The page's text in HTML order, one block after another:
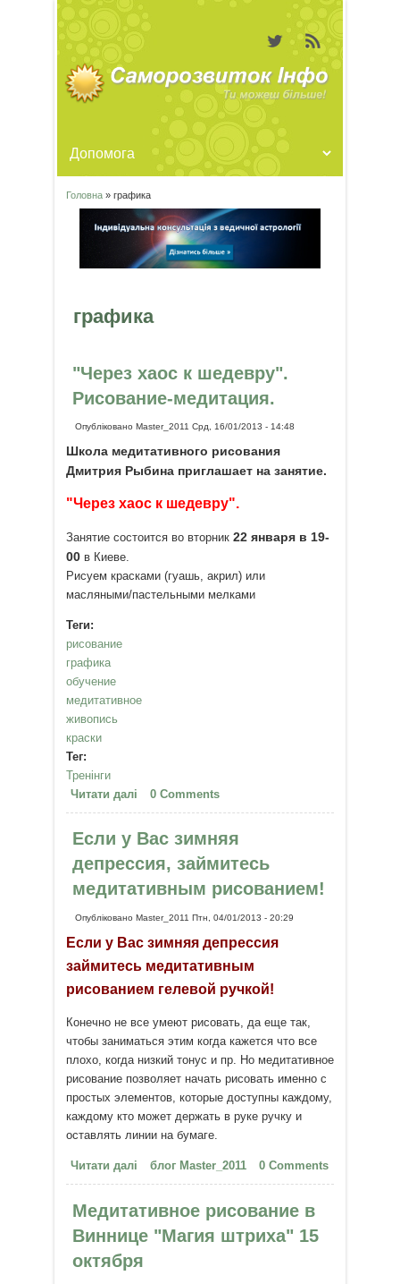
Ви є тут
Головна» графика
графика
"Через хаос к шедевру".
Рисование-медитация.
ОпублікованоMaster_2011 Срд, 16/01/2013 - 14:48
Школа медитативного рисования
Дмитрия Рыбина приглашает на занятие.
"Через хаос к шедевру".
Занятие состоится во вторник 22 января в 19-
00в Киеве.
Рисуем красками (гуашь, акрил) или
масляными/пастельными мелками
Теги:
рисование
графика
обучение
медитативное
живопись
краски
Тег:
Тренінги
Читати далі про "Через хаос к шедевру".
Рисование-медитация.
0 Comments
Если у Вас зимняя
депрессия, займитесь
медитативным рисованием!
ОпублікованоMaster_2011 Птн, 04/01/2013 - 20:29
Если у Вас зимняя депрессия
займитесь медитативным
рисованием гелевой ручкой!
Конечно не все умеют рисовать, да еще так,
чтобы заниматься этим когда кажется что все
плохо, когда низкий тонус и пр. Но медитативное
рисование позволяет начать рисовать именно с
простых элементов, которые доступны каждому,
каждому кто может держать в руке ручку и
оставлять линии на бумаге.
Читати далі про Если у Вас зимняя
депрессия, займитесь
блог Master_2011 0 Comments
Медитативное рисование в
Виннице "Магия штриха" 15
октября